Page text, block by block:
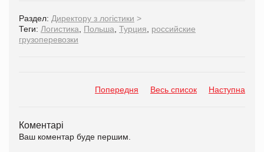
Раздел: Директору з логістики >
Теги: Логистика Польша Турция
российские
грузоперевозки
Попередня Весь список Наступна
Коментарі
Ваш коментар буде першим.